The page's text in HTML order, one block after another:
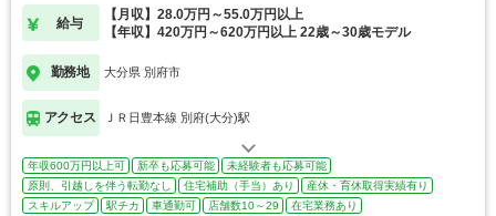
給与
【月収】28.0万円～55.0万円以上
【年収】420万円～620万円以上 22歳～30歳モデル
勤務地 大分県 別府市
アクセス ＪＲ日豊本線 別府(大分)駅
年収600万円以上可 新卒も応募可能
未経験者も応募可能
原則、引越しを伴う転勤なし
住宅補助（手当）あり
産休・育休取得実績有り
スキルアップ
駅チカ 車通勤可 店舗数10～29 在宅業務あり